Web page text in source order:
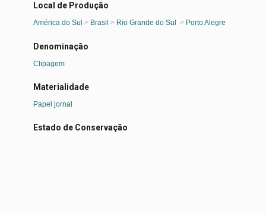
Local de Produção
América do Sul > Brasil > Rio Grande do Sul > Porto Alegre
Denominação
Clipagem
Materialidade
Papel jornal
Estado de Conservação